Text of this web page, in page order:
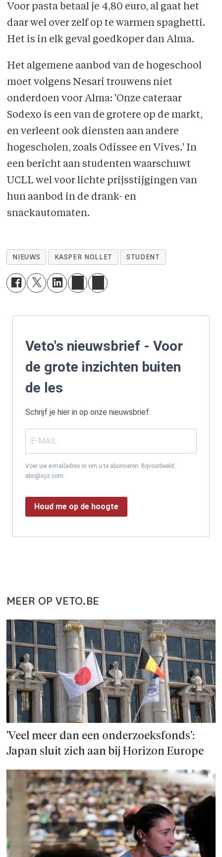
Voor pasta betaal je 4,80 euro, al gaat het
daar wel over zelf op te warmen spaghetti.
Het is in elk geval goedkoper dan Alma.
Het algemene aanbod van de hogeschool
moet volgens Nesari trouwens niet
onderdoen voor Alma: 'Onze cateraar
Sodexo is een van de grotere op de markt,
en verleent ook diensten aan andere
hogescholen, zoals Odissee en Vives.' In
een bericht aan studenten waarschuwt
UCLL wel voor lichte prijsstijgingen van
hun aanbod in de drank- en
snackautomaten.
NIEUWS KASPER NOLLET STUDENT
Veto's nieuwsbrief - Voor
de grote inzichten buiten
de les
Schrijf je hier in op onze nieuwsbrief.
Voer uw e-mailadres in om u te abonneren. Bijvoorbeeld:
abc@xyz.com.
Houd me op de hoogte
MEER OP VETO.BE
'Veel meer dan een onderzoeks­fonds':
Japan sluit zich aan bij Horizon Europe